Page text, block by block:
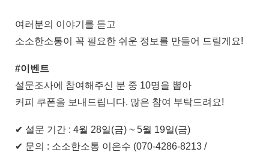
여러분의 이야기를 듣고
소소한소통이 꼭 필요한 쉬운 정보를 만들어 드릴게요!
#이벤트
설문조사에 참여해주신 분 중 10명을 뽑아
커피 쿠폰을 보내드립니다. 많은 참여 부탁드려요!
✔ 설문 기간 : 4월 28일(금) ~ 5월 19일(금)
✔ ​ 문의 : 소소한소통 이은수 (070-4286-8213 /